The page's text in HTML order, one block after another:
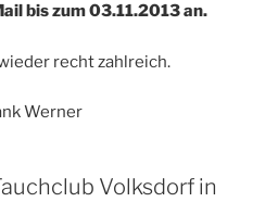
bis zum 03.11.2013 an.
recht zahlreich.
Werner
Volksdorf in